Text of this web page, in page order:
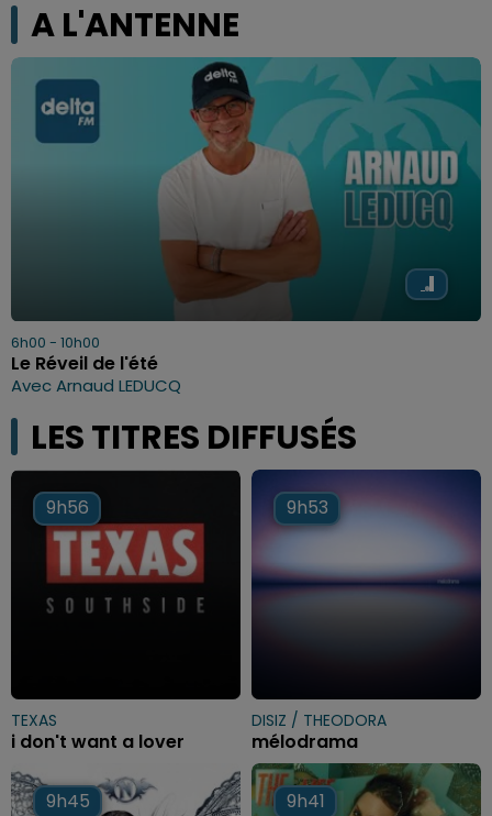
A L'ANTENNE
6h00 - 10h00
Le Réveil de l'été
Avec Arnaud LEDUCQ
LES TITRES DIFFUSÉS
9h56
9h56
TEXAS
i don't want a lover
9h53
9h53
DISIZ / THEODORA
mélodrama
9h45
9h45 9h41
9h41